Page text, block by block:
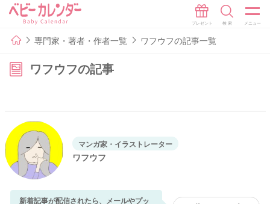
専門家・著者・作者一覧 ワフウフの記事一覧
ワフウフの記事
マンガ家・イラストレーター
ワフウフ
新着記事が配信されたら、メールやプッ